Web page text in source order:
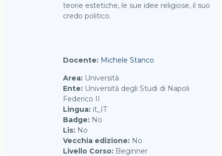
teorie estetiche, le sue idee religiose, il suo
credo politico.
Docente: Michele Stanco
Area: Università
Ente: Università degli Studi di Napoli
Federico II
Lingua: it_IT
Badge: No
Lis: No
Vecchia edizione: No
Livello Corso: Beginner